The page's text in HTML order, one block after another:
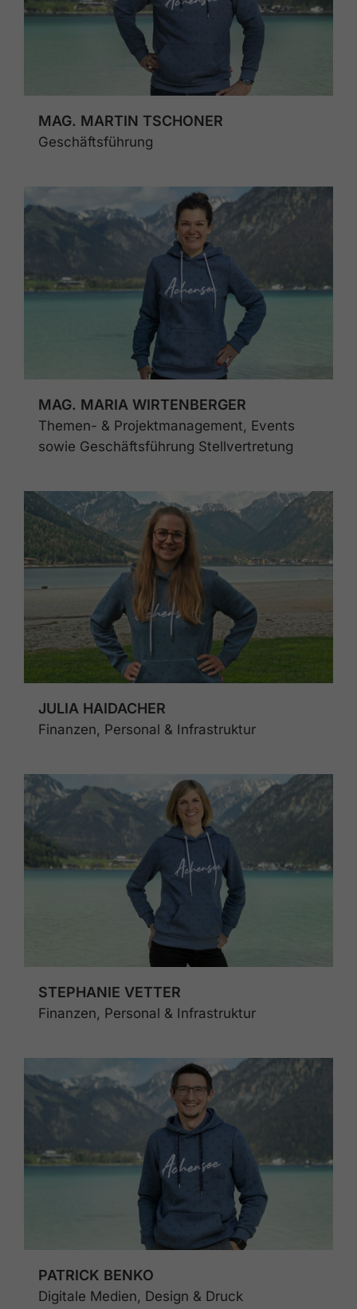
MAG. MARTIN TSCHONER
Geschäftsführung
MAG. MARIA WIRTENBERGER
Themen- & Projektmanagement, Events
sowie Geschäftsführung Stellvertretung
JULIA HAIDACHER
Finanzen, Personal & Infrastruktur
STEPHANIE VETTER
Finanzen, Personal & Infrastruktur
PATRICK BENKO
Digitale Medien, Design & Druck